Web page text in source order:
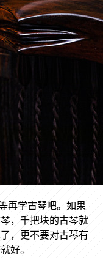
再学古琴吧。如果
，千把块的古琴就
，更不要对古琴有
好。